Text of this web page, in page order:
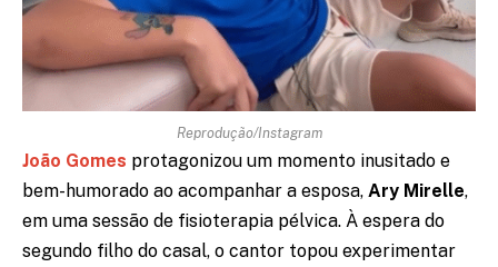
Reprodução/Instagram
João Gomes protagonizou um momento inusitado e
bem-humorado ao acompanhar a esposa, Ary Mirelle,
em uma sessão de fisioterapia pélvica. À espera do
segundo filho do casal, o cantor topou experimentar